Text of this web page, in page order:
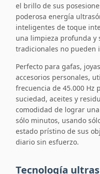
el brillo de sus
poderosa energía
inteligentes de toque
una limpieza profunda y
tradicionales no pueden
Perfecto para gafas,
accesorios personales,
frecuencia de 45.000 Hz
suciedad, aceites y
comodidad de lograr
sólo minutos, usando
estado prístino de sus
diario sin esfuerzo.
Tecnología